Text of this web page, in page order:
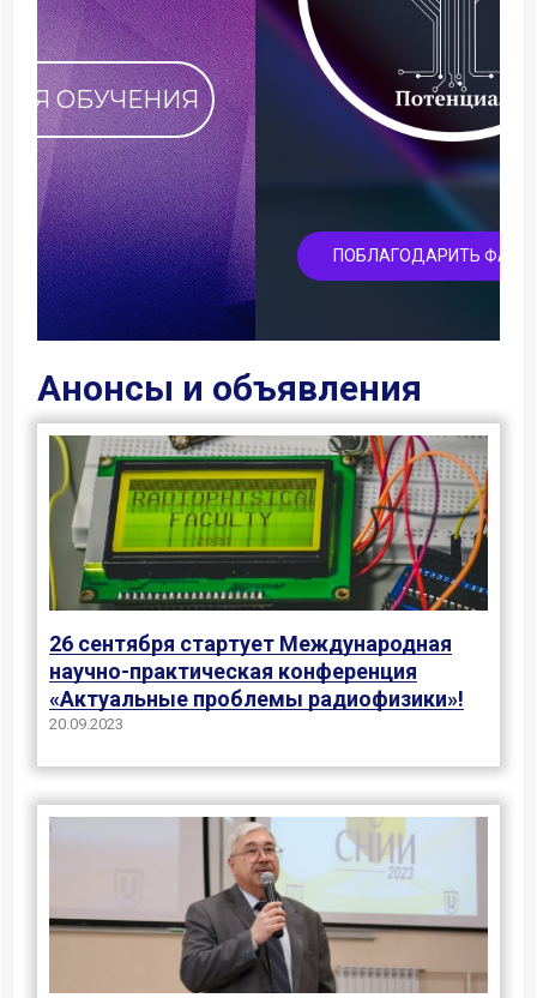
ПОБЛАГОДАРИТЬ ФАКУЛЬТЕТ
Анонсы и объявления
26 сентября стартует Международная
научно-практическая конференция
«Актуальные проблемы радиофизики»!
20.09.2023